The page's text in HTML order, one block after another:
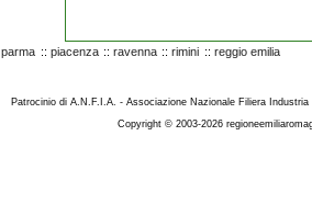
parma :: piacenza :: ravenna :: rimini :: reggio emilia
Patrocinio di A.N.F.I.A. - Associazione Nazionale Filiera
Copyright © 2003-2026